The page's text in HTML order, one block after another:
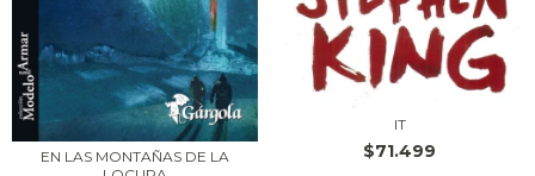
EN LAS MONTAÑAS DE LA
IT
$71.499